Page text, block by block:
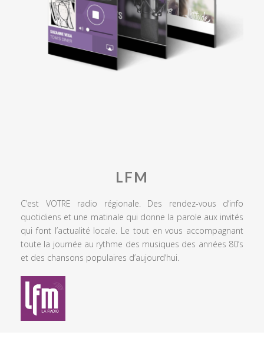
LFM
C’est VOTRE radio régionale. Des rendez-vous d’info
quotidiens et une matinale qui donne la parole aux invités
qui font l’actualité locale. Le tout en vous accompagnant
toute la journée au rythme des musiques des années 80’s
et des chansons populaires d’aujourd’hui.